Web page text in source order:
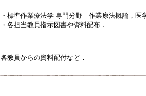
・標準作業療法学 専門分野 作業療法概論，医
・各担当教員指示図書や資料配布．
各教員からの資料配付など．